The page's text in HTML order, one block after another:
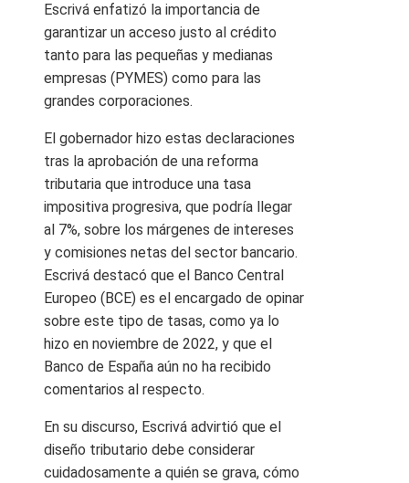
Escrivá enfatizó la importancia de
garantizar un acceso justo al crédito
tanto para las pequeñas y medianas
empresas (PYMES) como para las
grandes corporaciones.
El gobernador hizo estas declaraciones
tras la aprobación de una reforma
tributaria que introduce una tasa
impositiva progresiva, que podría llegar
al 7%, sobre los márgenes de intereses
y comisiones netas del sector bancario.
Escrivá destacó que el Banco Central
Europeo (BCE) es el encargado de opinar
sobre este tipo de tasas, como ya lo
hizo en noviembre de 2022, y que el
Banco de España aún no ha recibido
comentarios al respecto.
En su discurso, Escrivá advirtió que el
diseño tributario debe considerar
cuidadosamente a quién se grava, cómo